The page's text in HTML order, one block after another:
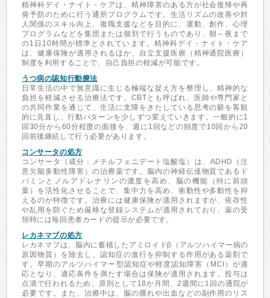
精神科デイ・ナイト・ケアは、精神障害のある方が社会復帰や再
発予防のために行う通所プログラムです。生活リズムの改善や対
人関係のスキル向上、復職支援などを目的に、運動、創作、心理
プログラムなどを集団または個別で行うものであり、朝～夜まで
の1日10時間が標準とされています。精神科デイ・ナイト・ケア
は、健康保険が適用されるほか、自立支援医療（精神通院医療）
制度を利用することで、自己負担の軽減が可能です。
うつ病の認知行動療法
日常生活の中で無意識に生じる極端な捉え方を整理し、精神的な
負担を軽減させる治療法です。CBTとも呼ばれ、医師や専門家と
の共同作業を通じて、生活に支障をきたしている思考の癖を客観
的に見直し、行動パターンを少しずつ変えていきます。一般的に1
回30分から60分程度の面接を、週に1回などの頻度で10回から20
回前後継続して行う必要があります。
コンサータの処方
コンサータ（成分：メチルフェニデート塩酸塩）は、ADHD（注
意欠陥多動性障害）の治療薬です。脳内の神経伝達物質であるド
パミンとノルアドレナリンの濃度を高め、脳の機能（特に前頭
葉）を活性化させることで、集中力を高め、衝動性や多動性を抑
えるのが特徴です。治療には健康保険が適用されますが、依存性
や乱用を防ぐため厳格な登録システムが適用されており、薬の受
領時には毎回患者カードの提示が必要です。
レカネマブの処方
レカネマブは、脳内に蓄積したアミロイドβ（アルツハイマー病の
原因物質）を除去し、認知症の進行を抑制する作用がある薬剤で
す。早期のアルツハイマー型認知症や軽度認知障害（MCI）が適
応となり、適応条件を満たす場合は保険が適用されます。投与は
点滴で行われるため、原則として18か月間、2週間に1回の通院が
必要です。また、治療中は、脳の腫れや出血などの副作用のリス